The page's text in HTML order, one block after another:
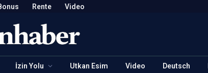
Rente Video
İzin Yolu Utkan Esim Video Deutsch